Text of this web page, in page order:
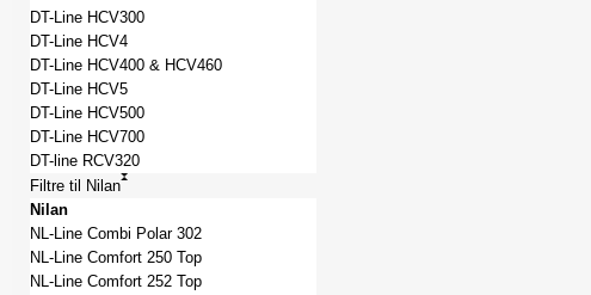
DT-Line HCV300
DT-Line HCV4
DT-Line HCV400 & HCV460
DT-Line HCV5
DT-Line HCV500
DT-Line HCV700
DT-line RCV320
Filtre til Nilan
Nilan
NL-Line Combi Polar 302
NL-Line Comfort 250 Top
NL-Line Comfort 252 Top